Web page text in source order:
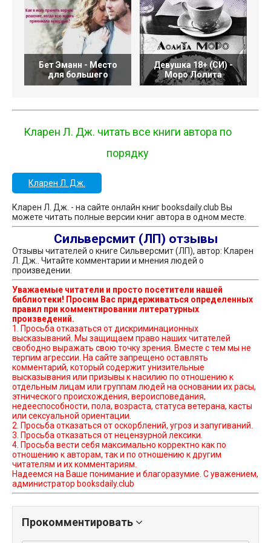
Бет Эманн - Место
для большего
Девушка 18+ (СИ) -
Моро Лолита
Кларен Л. Дж. читать все книги автора по
порядку
Кларен Л. Дж.
Кларен Л. Дж. - на сайте онлайн книг booksdaily.club Вы
можете читать полные версии книг автора в одном месте.
Сильверсмит (ЛП) отзывы
Отзывы читателей о книге Сильверсмит (ЛП), автор: Кларен
Л. Дж.. Читайте комментарии и мнения людей о
произведении.
Уважаемые читатели и просто посетители нашей
библиотеки! Просим Вас придерживаться определенных
правил при комментировании литературных
произведений.
1. Просьба отказаться от дискриминационных
высказываний. Мы защищаем право наших читателей
свободно выражать свою точку зрения. Вместе с тем мы не
терпим агрессии. На сайте запрещено оставлять
комментарий, который содержит унизительные
высказывания или призывы к насилию по отношению к
отдельным лицам или группам людей на основании их расы,
этнического происхождения, вероисповедания,
недееспособности, пола, возраста, статуса ветерана, касты
или сексуальной ориентации.
2. Просьба отказаться от оскорблений, угроз и запугиваний.
3. Просьба отказаться от нецензурной лексики.
4. Просьба вести себя максимально корректно как по
отношению к авторам, так и по отношению к другим
читателям и их комментариям.
Надеемся на Ваше понимание и благоразумие. С уважением,
администратор booksdaily.club
Прокомментировать